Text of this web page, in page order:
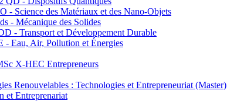
Science des Matériaux et des Nano-Objets
- Mécanique des Solides
- Transport et Développement Durable
Eau, Air, Pollution et Énergies
X-HEC Entrepreneurs
Renouvelables : Technologies et Entrepreneuriat (Master)
et Entreprenariat